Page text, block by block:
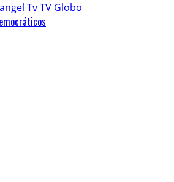
TvTV Globo